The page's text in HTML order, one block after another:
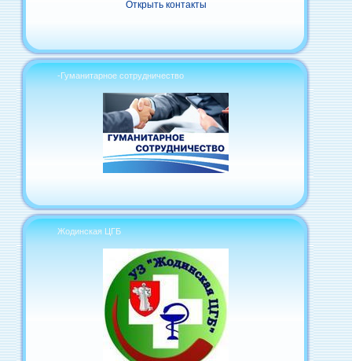
Открыть контакты
-Гуманитарное сотрудничество
Жодинская ЦГБ